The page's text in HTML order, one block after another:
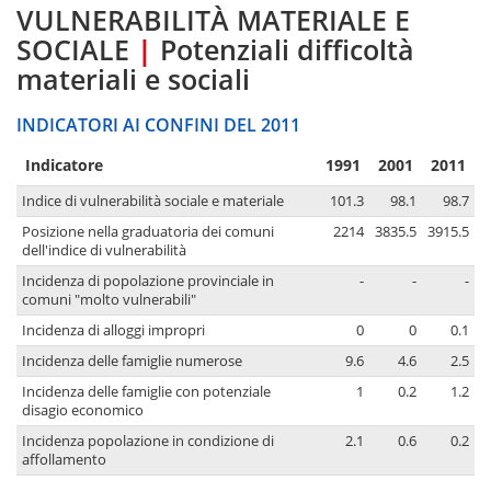
VULNERABILITÀ MATERIALE E
SOCIALE | Potenziali difficoltà
materiali e sociali
INDICATORI AI CONFINI DEL 2011
Indicatore 1991 2001 2011
Indice di vulnerabilità sociale e materiale 101.3 98.1
98.7
Posizione nella graduatoria dei comuni
dell'indice di vulnerabilità
2214 3835.5 3915.5
Incidenza di popolazione provinciale in
comuni "molto vulnerabili"
- - -
Incidenza di alloggi impropri 0 0
0.1
Incidenza delle famiglie numerose
9.6 4.6
2.5
Incidenza delle famiglie con potenziale
disagio economico
1 0.2 1.2
Incidenza popolazione in condizione di
affollamento
2.1 0.6 0.2